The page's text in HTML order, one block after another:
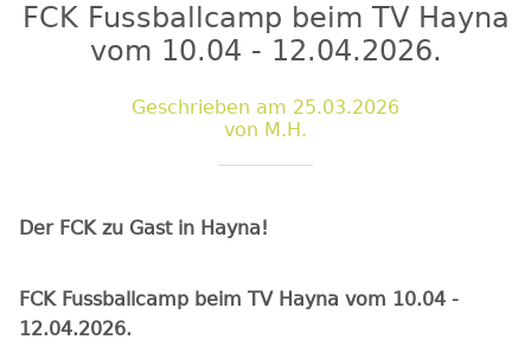
FCK Fussballcamp beim TV Hayna
vom 10.04 - 12.04.2026.
Geschrieben am 25.03.2026
von M.H.
Der FCK zu Gast in Hayna!
FCK Fussballcamp beim TV Hayna vom 10.04 -
12.04.2026.